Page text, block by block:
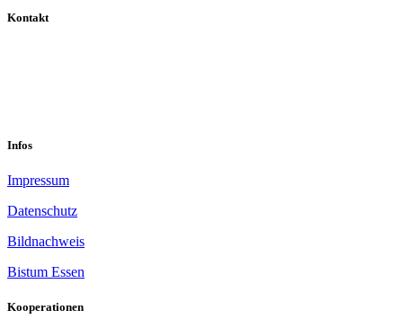
Kontakt
Infos
Impressum
Datenschutz
Bildnachweis
Bistum Essen
Kooperationen